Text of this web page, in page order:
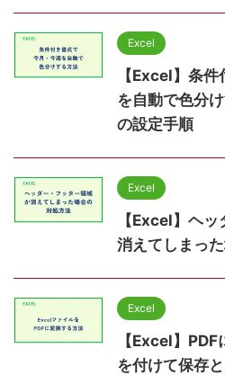
Excel
【Excel】条
を自動で色分
の設定手順
Excel
【Excel】ヘ
消えてしまっ
Excel
【Excel】
を付けて保存